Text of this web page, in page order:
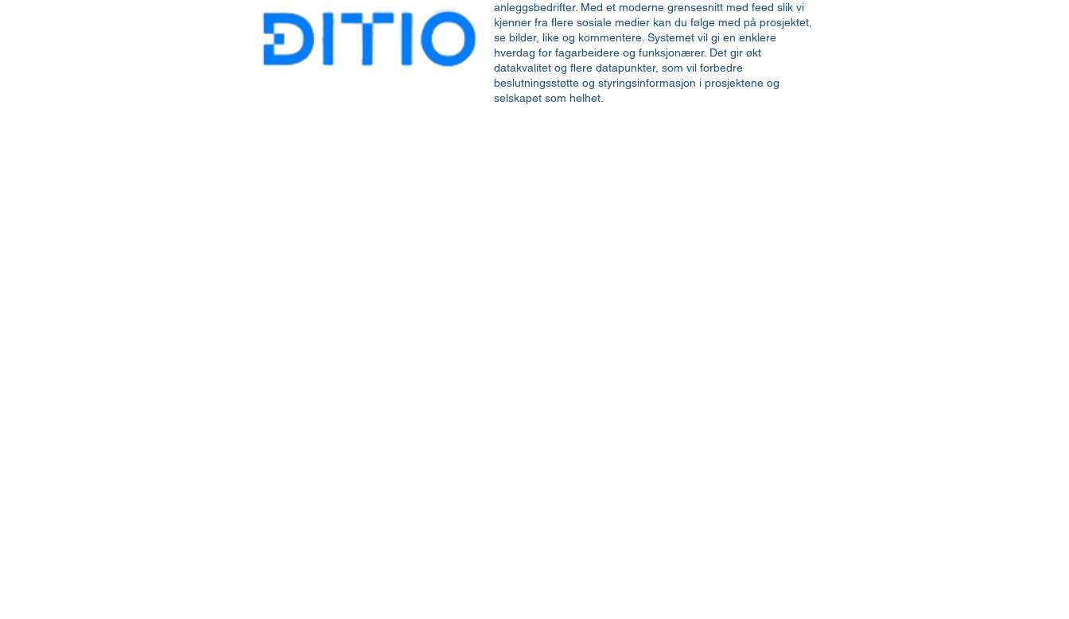
anleggsbedrifter. Med et moderne grensesnitt med feed slik vi
kjenner fra flere sosiale medier kan du følge med på prosjektet,
se bilder, like og kommentere. Systemet vil gi en enklere
hverdag for fagarbeidere og funksjonærer. Det gir økt
datakvalitet og flere datapunkter, som vil forbedre
beslutningsstøtte og styringsinformasjon i prosjektene og
selskapet som helhet.